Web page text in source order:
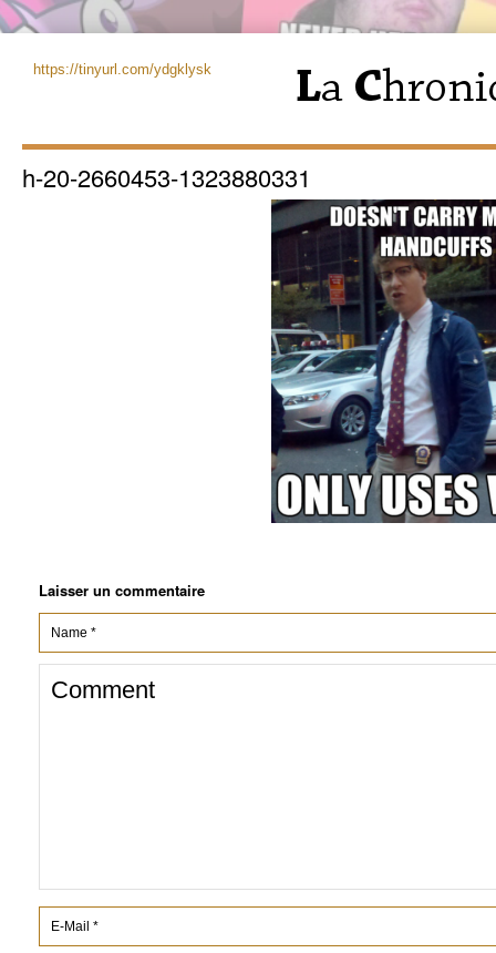
https://tinyurl.com/ydgklysk
h-20-2660453-1323880331
Laisser un commentaire